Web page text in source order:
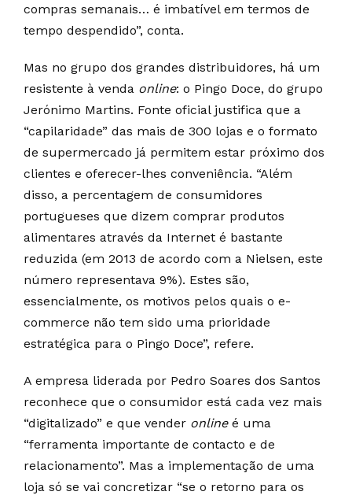
compras semanais… é imbatível em termos de
tempo despendido”, conta.
Mas no grupo dos grandes distribuidores, há um
resistente à venda online: o Pingo Doce, do grupo
Jerónimo Martins. Fonte oficial justifica que a
“capilaridade” das mais de 300 lojas e o formato
de supermercado já permitem estar próximo dos
clientes e oferecer-lhes conveniência. “Além
disso, a percentagem de consumidores
portugueses que dizem comprar produtos
alimentares através da Internet é bastante
reduzida (em 2013 de acordo com a Nielsen, este
número representava 9%). Estes são,
essencialmente, os motivos pelos quais o e-
commerce não tem sido uma prioridade
estratégica para o Pingo Doce”, refere.
A empresa liderada por Pedro Soares dos Santos
reconhece que o consumidor está cada vez mais
“digitalizado” e que vender onlineé uma
“ferramenta importante de contacto e de
relacionamento”. Mas a implementação de uma
loja só se vai concretizar “se o retorno para os